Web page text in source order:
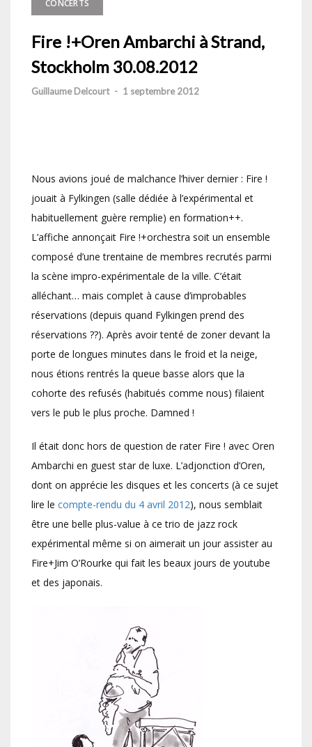
CONCERTS
Fire !+Oren Ambarchi à Strand,
Stockholm 30.08.2012
Guillaume Delcourt - 1 septembre 2012
Nous avions joué de malchance l’hiver dernier : Fire !
jouait à Fylkingen (salle dédiée à l’expérimental et
habituellement guère remplie) en formation++.
L’affiche annonçait Fire !+orchestra soit un ensemble
composé d’une trentaine de membres recrutés parmi
la scène impro-expérimentale de la ville. C’était
alléchant… mais complet à cause d’improbables
réservations (depuis quand Fylkingen prend des
réservations ??). Après avoir tenté de zoner devant la
porte de longues minutes dans le froid et la neige,
nous étions rentrés la queue basse alors que la
cohorte des refusés (habitués comme nous) filaient
vers le pub le plus proche. Damned !
Il était donc hors de question de rater Fire ! avec Oren
Ambarchi en guest star de luxe. L’adjonction d’Oren,
dont on apprécie les disques et les concerts (à ce sujet
lire le compte-rendu du 4 avril 2012), nous semblait
être une belle plus-value à ce trio de jazz rock
expérimental même si on aimerait un jour assister au
Fire+Jim O’Rourke qui fait les beaux jours de youtube
et des japonais.